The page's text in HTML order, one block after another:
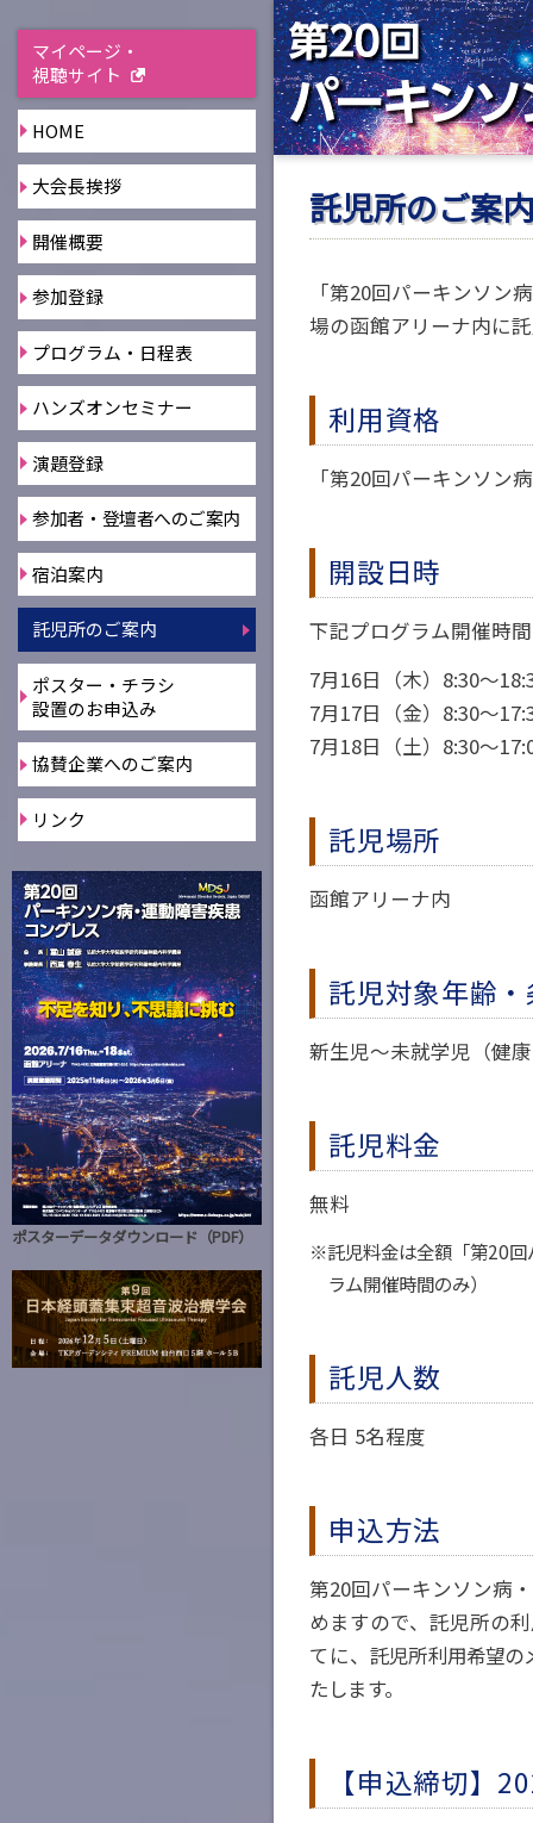
マイページ・
視聴サイト
HOME
大会長挨拶
開催概要
参加登録
プログラム・日程表
ハンズオンセミナー
演題登録
参加者・登壇者へのご案内
宿泊案内
託児所のご案内
ポスター・チラシ
設置のお申込み
協賛企業へのご案内
リンク
ポスターデータダウンロード（PDF）
託児所のご案内
「第20回パーキンソン
場の函館アリーナ内に
利用資格
「第20回パーキンソン
開設日時
下記プログラム開催時
7月16日（木）8:30～
7月17日（金）8:30～
7月18日（土）8:30～
託児場所
函館アリーナ内
託児対象年齢
新生児～未就学児（健
託児料金
無料
※託児料金は全額「第20回
ラム開催時間のみ）
託児人数
各日 5名程度
申込方法
第20回パーキンソン病
めますので、託児所の
てに、 託児所利用希望の
たします。
【申込締切】